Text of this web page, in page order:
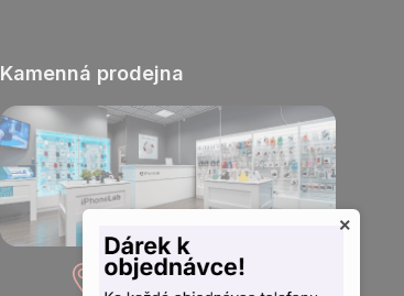
Kamenná prodejna
×